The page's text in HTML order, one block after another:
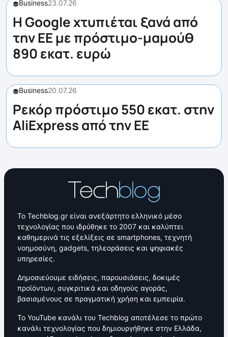
Business23.07.26
Η Google χτυπιέται ξανά από
την ΕΕ με πρόστιμο-μαμούθ
890 εκατ. ευρώ
Business20.07.26
Ρεκόρ πρόστιμο 550 εκατ. στην
AliExpress από την ΕΕ
Το Techblog.gr είναι ανεξάρτητο ελληνικό μέσο
τεχνολογίας που ιδρύθηκε το 2007 και καλύπτει
καθημερινά τις εξελίξεις σε smartphones, τεχνητή
νοημοσύνη, gadgets, τηλεοράσεις και ψηφιακές
υπηρεσίες.
Δημοσιεύουμε ειδήσεις, παρουσιάσεις, δοκιμές
προϊόντων, συγκριτικά και οδηγούς αγοράς,
βασισμένους σε πραγματική χρήση και εμπειρία.
Το YouTube κανάλι του Techblog αποτέλεσε το πρώτο
κανάλι τεχνολογίας που δημιουργήθηκε στην Ελλάδα,